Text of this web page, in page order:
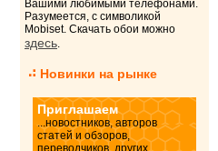
Вашими любимыми телефонами.
Разумеется, с символикой
Mobiset. Скачать обои можно
здесь.
Новинки на рынке
Приглашаем
...новостников, авторов
статей и обзоров,
переводчиков, других